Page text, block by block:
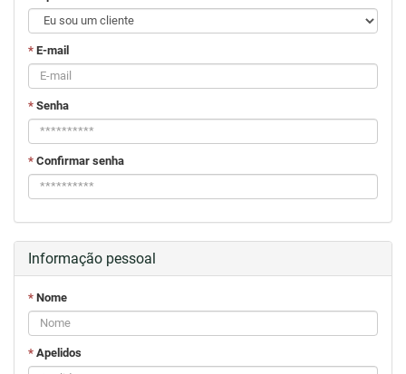
* E-mail
* Senha
* Confirmar senha
Informação pessoal
* Nome
* Apelidos